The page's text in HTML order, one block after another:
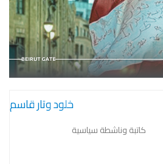
خلود وتار قاسم
كاتبة وناشطة سياسية